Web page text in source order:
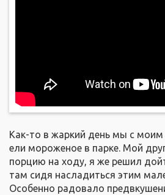
Как-то в жаркий день мы с
ели мороженое в парке. Мой
порцию на ходу, я же решил
там сидя насладиться этим
Особенно радовало